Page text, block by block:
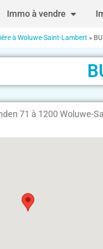
Immo à vendre
à Woluwe-Saint-Lambert »
71 à 1200 Woluwe-